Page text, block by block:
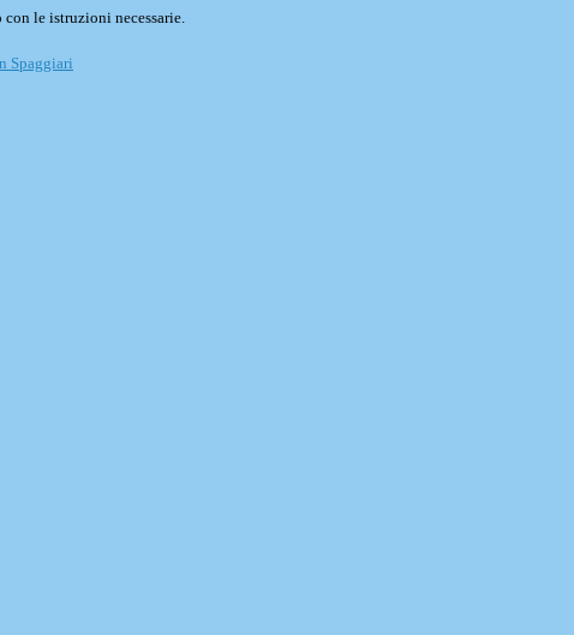
le istruzioni necessarie.
Spaggiari